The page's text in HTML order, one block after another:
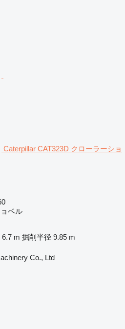
Caterpillar CAT323D クローラーショ
ベル
6.7 m 掘削半径 9.85 m
Co., Ltd